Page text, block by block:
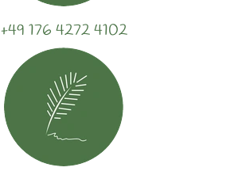
+49 176 4272 4102